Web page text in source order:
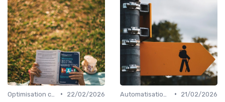
•
22/02/2026
•
21/02/2026